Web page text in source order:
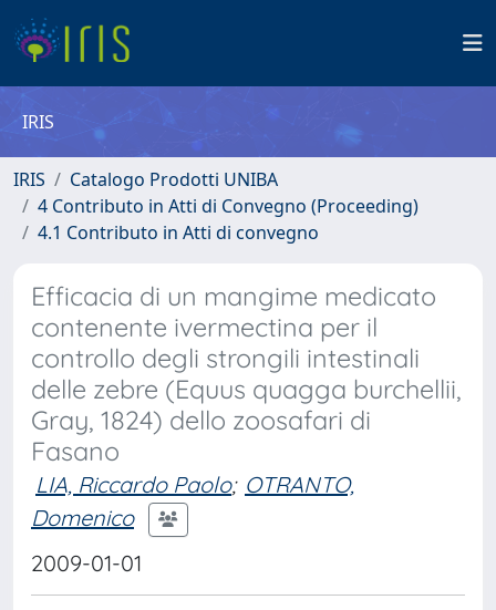
IRIS
IRIS
Catalogo Prodotti UNIBA
4 Contributo in Atti di Convegno (Proceeding)
4.1 Contributo in Atti di convegno
Efficacia di un mangime medicato
contenente ivermectina per il
controllo degli strongili intestinali
delle zebre (Equus quagga burchellii,
Gray, 1824) dello zoosafari di
Fasano
LIA, Riccardo Paolo; OTRANTO,
Domenico
2009-01-01